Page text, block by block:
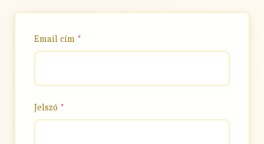
Email cím *
Jelszó *